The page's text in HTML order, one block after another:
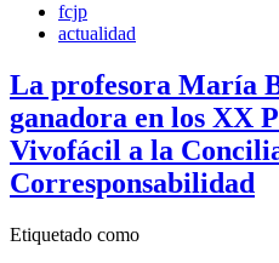
fcjp
actualidad
La profesora María
ganadora en los XX
Vivofácil a la
Corresponsabilidad
Etiquetado como